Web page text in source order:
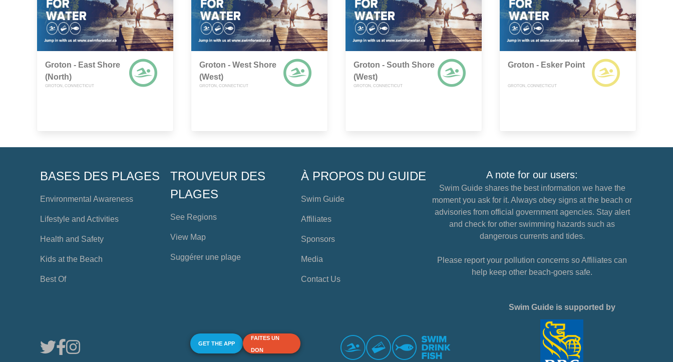
Groton - East Shore
(North)
GROTON, CONNECTICUT
Groton - West Shore
(West)
GROTON, CONNECTICUT
Groton - South Shore
(West)
GROTON, CONNECTICUT
Groton - Esker Point
GROTON, CONNECTICUT
BASES DES PLAGES
Environmental Awareness
Lifestyle and Activities
Health and Safety
Kids at the Beach
Best Of
TROUVEUR DES
PLAGES
See Regions
View Map
Suggérer une plage
À PROPOS DU GUIDE
Swim Guide
Affiliates
Sponsors
Media
Contact Us
A note for our users:
Swim Guide shares the best information we have the
moment you ask for it. Always obey signs at the beach or
advisories from official government agencies. Stay alert
and check for other swimming hazards such as
dangerous currents and tides.
Please report your pollution concerns so Affiliates can
help keep other beach-goers safe.
GET THE APP
FAITES UN
DON
Swim Guide is supported by